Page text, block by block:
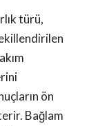
türü,
ön
Bağlam